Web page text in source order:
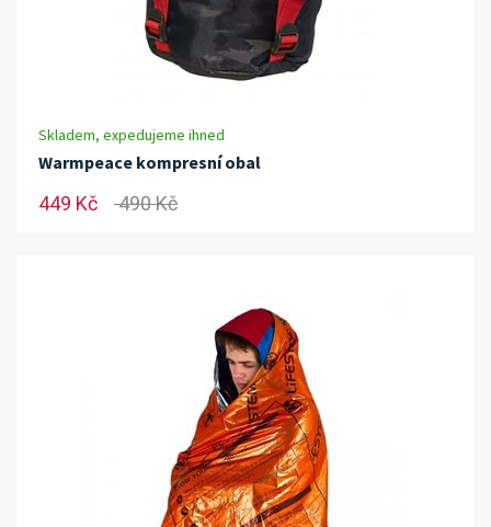
Skladem, expedujeme ihned
Warmpeace kompresní obal
449 Kč 490 Kč